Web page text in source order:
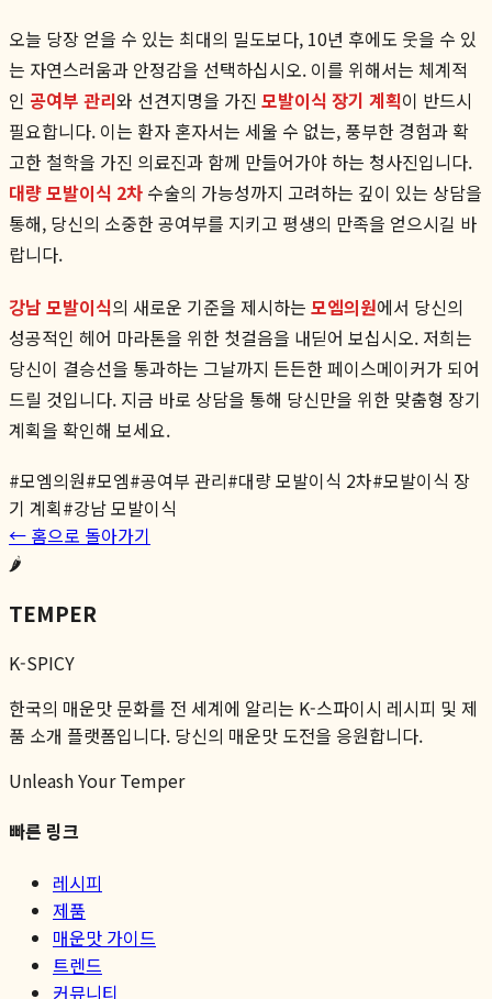
오늘 당장 얻을 수 있는 최대의 밀도보다, 10년 후에도 웃을 수 있
는 자연스러움과 안정감을 선택하십시오. 이를 위해서는 체계적
인 공여부 관리와 선견지명을 가진 모발이식 장기 계획이 반드시
필요합니다. 이는 환자 혼자서는 세울 수 없는, 풍부한 경험과 확
고한 철학을 가진 의료진과 함께 만들어가야 하는 청사진입니다.
대량 모발이식 2차 수술의 가능성까지 고려하는 깊이 있는 상담을
통해, 당신의 소중한 공여부를 지키고 평생의 만족을 얻으시길 바
랍니다.
강남 모발이식의 새로운 기준을 제시하는 모엠의원에서 당신의
성공적인 헤어 마라톤을 위한 첫걸음을 내딛어 보십시오. 저희는
당신이 결승선을 통과하는 그날까지 든든한 페이스메이커가 되어
드릴 것입니다. 지금 바로 상담을 통해 당신만을 위한 맞춤형 장기
계획을 확인해 보세요.
#모엠의원#모엠#공여부 관리#대량 모발이식 2차#모발이식 장
기 계획#강남 모발이식
← 홈으로 돌아가기
🌶️
TEMPER
K-SPICY
한국의 매운맛 문화를 전 세계에 알리는 K-스파이시 레시피 및 제
품 소개 플랫폼입니다. 당신의 매운맛 도전을 응원합니다.
Unleash Your Temper
빠른 링크
레시피
제품
매운맛 가이드
트렌드
커뮤니티